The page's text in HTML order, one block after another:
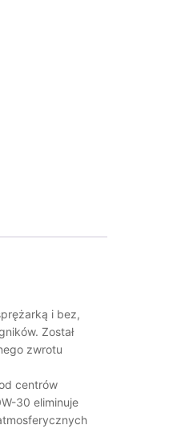
i bez,
Został
zwrotu
centrów
30 eliminuje